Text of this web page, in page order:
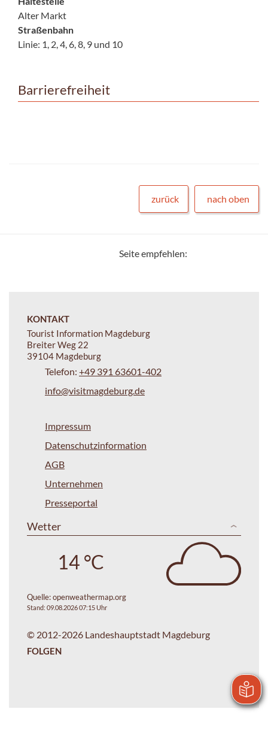
Alter Markt
Straßenbahn
Linie: 1, 2, 4, 6, 8, 9 und 10
Barrierefreiheit
zurück nach oben
Seite empfehlen:
KONTAKT
Tourist Information Magdeburg
Breiter Weg 22
39104 Magdeburg
Telefon: +49 391 63601-402
info@visitmagdeburg.de
Impressum
Datenschutzinformation
AGB
Unternehmen
Presseportal
Wetter
14 °C
Quelle:openweathermap.org
Stand: 09.08.2026 07:15 Uhr
© 2012-2026 Landeshauptstadt Magdeburg
FOLGEN